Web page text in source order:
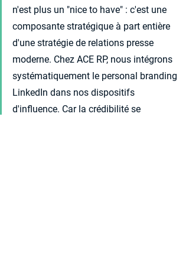
n'est plus un "nice to have" : c'est une
composante stratégique à part entière
d'une stratégie de relations presse
moderne. Chez ACE RP, nous intégrons
systématiquement le personal branding
LinkedIn dans nos dispositifs
d'influence. Car la crédibilité se